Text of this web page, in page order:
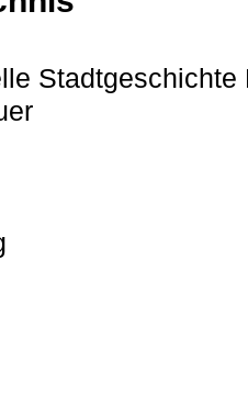
Stadtgeschichte